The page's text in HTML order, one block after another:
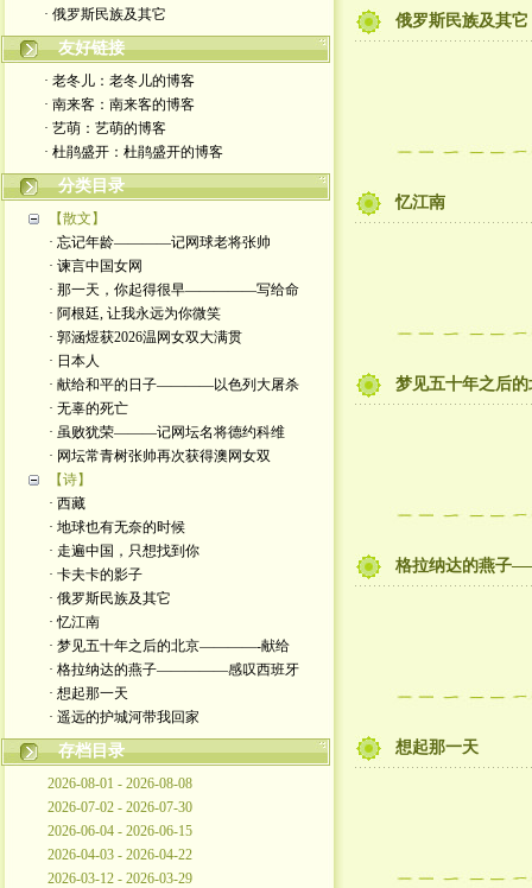
· 俄罗斯民族及其它
友好链接
· 老冬儿：老冬儿的博客
· 南来客：南来客的博客
· 艺萌：艺萌的博客
· 杜鹃盛开：杜鹃盛开的博客
分类目录
【散文】
· 忘记年龄————记网球老将张帅
· 谏言中国女网
· 那一天，你起得很早—————写给命
· 阿根廷, 让我永远为你微笑
· 郭涵煜获2026温网女双大满贯
· 日本人
· 献给和平的日子————以色列大屠杀
· 无辜的死亡
· 虽败犹荣———记网坛名将德约科维
· 网坛常青树张帅再次获得澳网女双
【诗】
· 西藏
· 地球也有无奈的时候
· 走遍中国，只想找到你
· 卡夫卡的影子
· 俄罗斯民族及其它
· 忆江南
· 梦见五十年之后的北京————-献给
· 格拉纳达的燕子—————感叹西班牙
· 想起那一天
· 遥远的护城河带我回家
存档目录
2026-08-01 - 2026-08-08
2026-07-02 - 2026-07-30
2026-06-04 - 2026-06-15
2026-04-03 - 2026-04-22
2026-03-12 - 2026-03-29
俄罗斯民族及其它
忆江南
梦见五十年之后
格拉纳达的燕子
想起那一天